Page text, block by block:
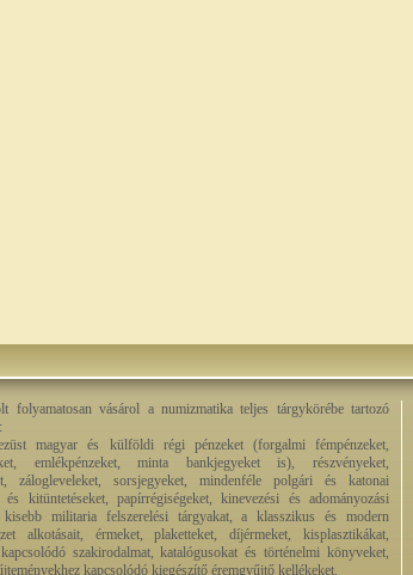
folyamatosan vásárol a numizmatika teljes tárgykörébe tartozó
magyar és külföldi régi pénzeket (forgalmi fémpénzeket,
emlékpénzeket, minta bankjegyeket is), részvényeket,
zálogleveleket, sorsjegyeket, mindenféle polgári és katonai
és kitüntetéseket, papírrégiségeket, kinevezési és adományozási
kisebb militaria felszerelési tárgyakat, a klasszikus és modern
alkotásait, érmeket, plaketteket, díjérmeket, kisplasztikákat,
szakirodalmat, katalógusokat és történelmi könyveket,
kapcsolódó kiegészítő éremgyűjtő kellékeket.